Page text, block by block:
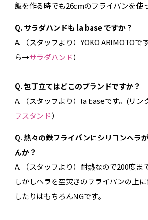
飯を作る時でも26cmのフライパンを使
Q. サラダハンドも la base ですか？
A. （スタッフより）YOKO ARIMOTOで
ら→サラダハンド）
Q. 包丁立てはどこのブランドですか？
A. （スタッフより）la baseです。(リ
フスタンド）
Q. 熱々の鉄フライパンにシリコンヘラ
んか？
A. （スタッフより）耐熱なので200度ま
しかしヘラを空焚きのフライパンの上
したりはもちろんNGです。